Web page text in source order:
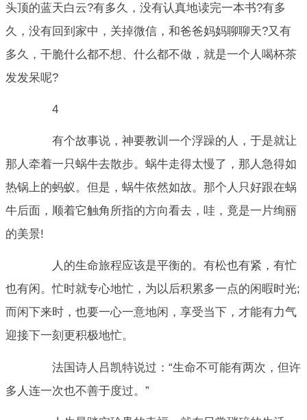
头顶的蓝天白云?有多久，没有认真地读完一本书?有多
久，没有回到家中，关掉微信，和爸爸妈妈聊聊天?又有
多久，干脆什么都不想、什么都不做，就是一个人喝杯茶
发发呆呢?
4
有个故事说，神要教训一个浮躁的人，于是就让
那人牵着一只蜗牛去散步。蜗牛走得太慢了，那人急得如
热锅上的蚂蚁。但是，蜗牛依然如故。那个人只好跟在蜗
牛后面，顺着它触角所指的方向看去，哇，竟是一片绚丽
的美景!
人的生命旅程应该是平衡的。有松也有紧，有忙
也有闲。忙时就专心地忙，为以后积累多一点的闲暇时光;
而闲下来时，也要一心一意地闲，享受当下，才能有力气
迎接下一刻更积极地忙。
法国诗人吕凯特说过：“生命不可能有两次，但许
多人连一次也不善于度过。”